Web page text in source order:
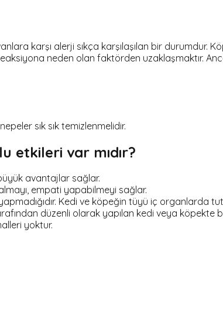
karşı alerji sıkça karşılaşılan bir durumdur.
neden olan faktörden uzaklaşmaktır.
sık sık temizlenmelidir.
etkileri var mıdır?
avantajlar sağlar.
empati yapabilmeyi sağlar.
Kedi ve köpeğin tüyü iç organlarda
düzenli olarak yapılan kedi veya köpekte
yoktur.